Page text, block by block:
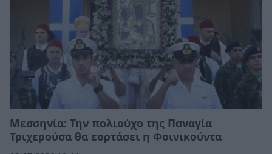
Μεσσηνία: Την πολιούχο της Παναγία
Τριχερούσα θα εορτάσει η Φοινικούντα